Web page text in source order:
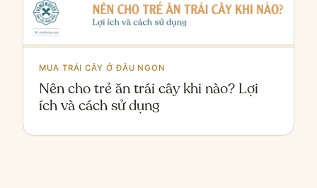
MUA TRÁI CÂY Ở ĐÂU NGON
Nên cho trẻ ăn trái cây khi nào? Lợi
ích và cách sử dụng